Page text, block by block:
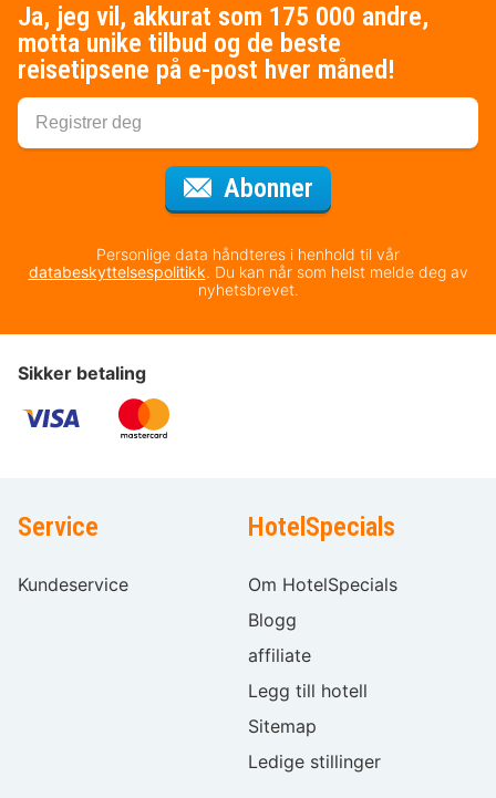
Ja, jeg vil, akkurat som 175 000 andre,
motta unike tilbud og de beste
reisetipsene på e-post hver måned!
Abonner
Personlige data håndteres i henhold til vår
databeskyttelsespolitikk. Du kan når som helst melde deg av
nyhetsbrevet.
Sikker betaling
Service
Kundeservice
HotelSpecials
Om HotelSpecials
Blogg
affiliate
Legg till hotell
Sitemap
Ledige stillinger